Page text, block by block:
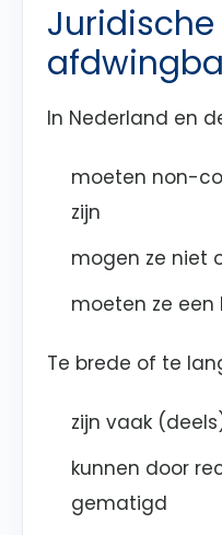
Juridische
In Nederland en
moeten non-
zijn
mogen ze niet
moeten ze
Te brede of te
zijn vaak
kunnen door
gematigd